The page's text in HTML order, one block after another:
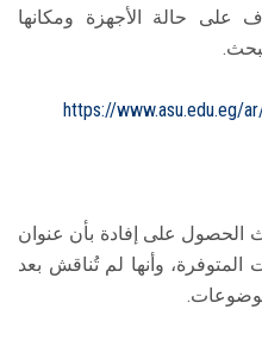
على حالة الأجهزة ومكانها
https://www.asu.edu.eg/
الحصول على إفادة بأن عنوان
المتوفرة، وأنها لم تُناقش بعد